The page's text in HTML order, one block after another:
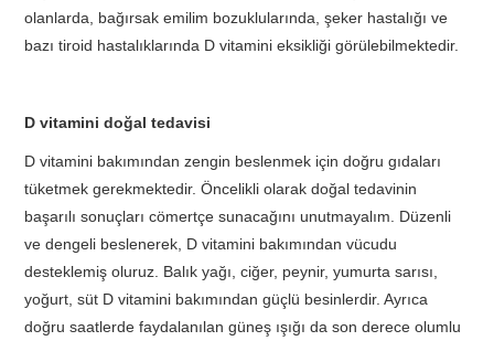
olanlarda, bağırsak emilim bozuklularında, şeker hastalığı ve
bazı tiroid hastalıklarında D vitamini eksikliği görülebilmektedir.
D vitamini doğal tedavisi
D vitamini bakımından zengin beslenmek için doğru gıdaları
tüketmek gerekmektedir. Öncelikli olarak doğal tedavinin
başarılı sonuçları cömertçe sunacağını unutmayalım. Düzenli
ve dengeli beslenerek, D vitamini bakımından vücudu
desteklemiş oluruz. Balık yağı, ciğer, peynir, yumurta sarısı,
yoğurt, süt D vitamini bakımından güçlü besinlerdir. Ayrıca
doğru saatlerde faydalanılan güneş ışığı da son derece olumlu